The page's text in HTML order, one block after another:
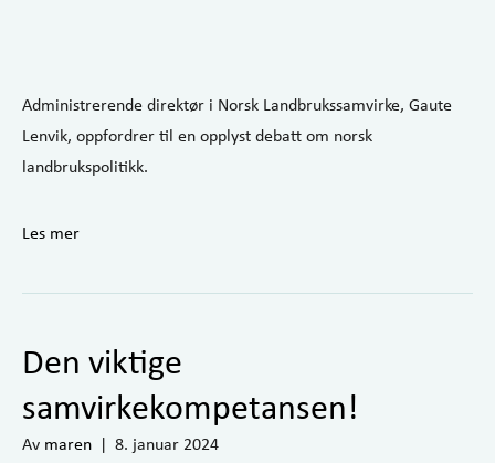
Administrerende direktør i Norsk Landbrukssamvirke, Gaute
Lenvik, oppfordrer til en opplyst debatt om norsk
landbrukspolitikk.
Les mer
Den viktige
samvirkekompetansen!
Av maren | 8. januar 2024